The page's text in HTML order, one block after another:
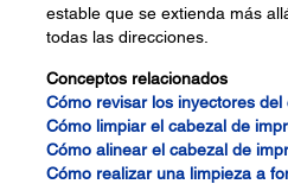
estable que se extienda más
todas las direcciones.
Conceptos relacionados
Cómo revisar los inyectores
Cómo limpiar el cabezal de
Cómo alinear el cabezal de
Cómo realizar una limpieza a